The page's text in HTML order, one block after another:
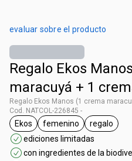
evaluar sobre el producto
Regalo Ekos
maracuyá + 1
Regalo Ekos Manos (1 crema
Cod. NATCOL-226845 -
general.tag Ekos
Ekos
general.tag
femenino
regalo
ediciones limitadas
con ingredientes de la